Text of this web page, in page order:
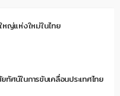
หญ่แห่งใหม่ในไทย
ทัศน์ในการขับเคลื่อนประเทศไทย